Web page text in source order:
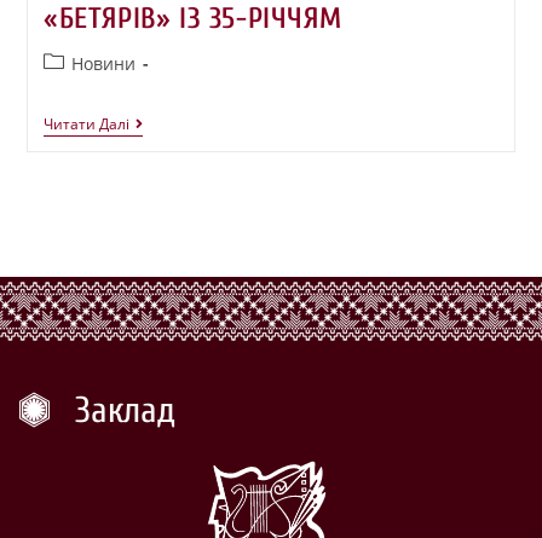
«БЕТЯРІВ» ІЗ 35-РІЧЧЯМ
Новини
Читати Далі
Заклад